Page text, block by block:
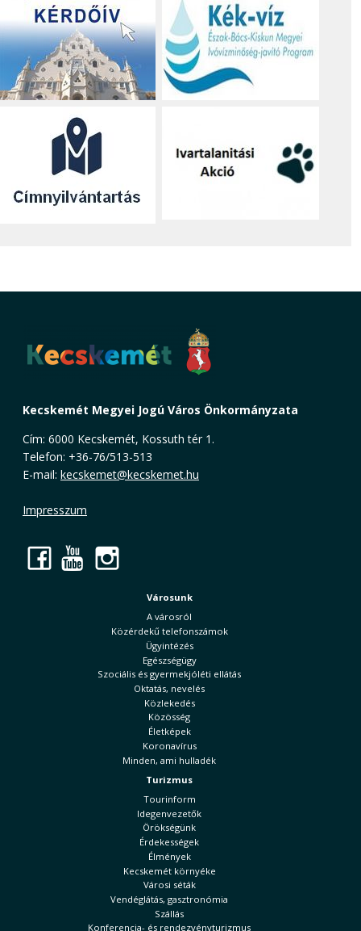
Kecskemét Megyei Jogú Város Önkormányzata
Cím: 6000 Kecskemét, Kossuth tér 1.
Telefon: +36-76/513-513
E-mail: kecskemet@kecskemet.hu
Impresszum
Facebook
YouTube
Városunk
A városról
Közérdekű telefonszámok
Ügyintézés
Egészségügy
Szociális és gyermekjóléti ellátás
Oktatás, nevelés
Közlekedés
Közösség
Életképek
Koronavírus
Minden, ami hulladék
Turizmus
Tourinform
Idegenvezetők
Örökségünk
Érdekességek
Élmények
Kecskemét környéke
Városi séták
Vendéglátás, gasztronómia
Szállás
Konferencia- és rendezvényturizmus